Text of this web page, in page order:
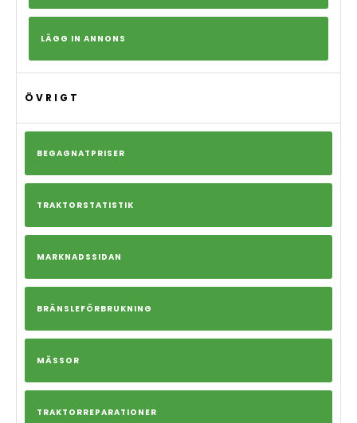
LÄGG IN ANNONS
ÖVRIGT
BEGAGNATPRISER
TRAKTORSTATISTIK
MARKNADSSIDAN
BRÄNSLEFÖRBRUKNING
MÄSSOR
TRAKTORREPARATIONER